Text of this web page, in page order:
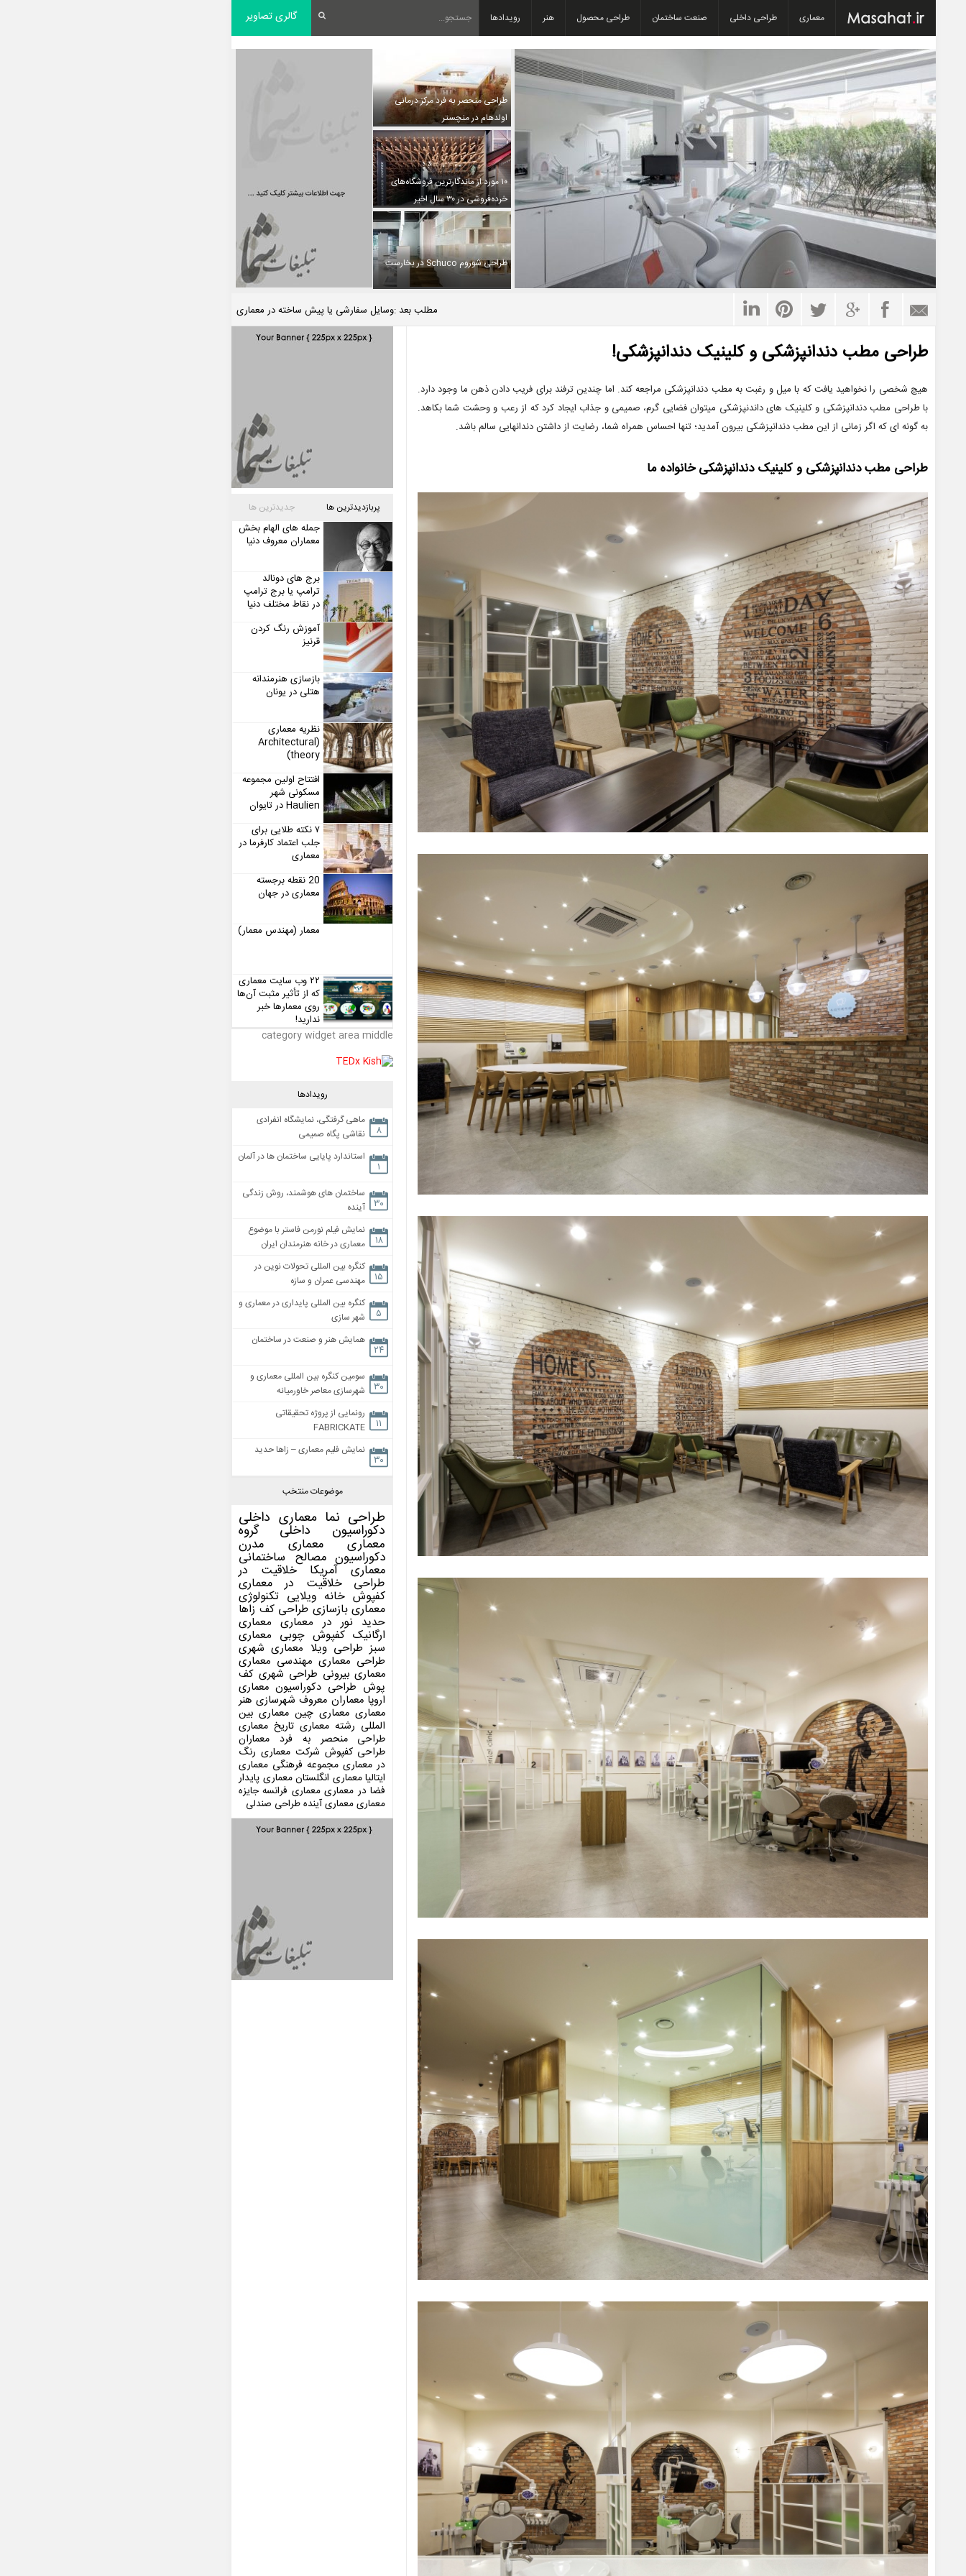
معماری طراحی داخلی صنعت ساختمان طراحی محصول هنر رویدادها گالری تصاویر
طراحی منحصر به فرد مرکز درمانی
اولدهام در منچستر
۱۰ مورد از ماندگارترین فروشگاه‌های
خرده‌فروشی در ۳۰ سال اخیر
طراحی شوروم Schuco در بخارست
مطلب بعد :وسایل سفارشی یا پیش ساخته در معماری
طراحی مطب دندانپزشکی و کلینیک دندانپزشکی!
هیچ شخصی را نخواهید یافت که با میل و رغبت به مطب دندانپزشکی مراجعه کند. اما چندین ترفند برای فریب دادن ذهن ما وجود دارد.
با طراحی مطب دندانپزشکی و کلینیک های داندنپزشکی میتوان فضایی گرم، صمیمی و جذاب ایجاد کرد که از رعب و وحشت شما بکاهد.
به گونه ای که اگر زمانی از این مطب دندانپزشکی بیرون آمدید؛ تنها احساس همراه شما، رضایت از داشتن دندانهایی سالم باشد.
طراحی مطب دندانپزشکی و کلینیک دندانپزشکی خانواده ما
پربازدیدترین ها جدیدترین ها
جمله های الهام بخش
معماران معروف دنیا
برج های دونالد
ترامپ یا برج ترامپ
در نقاط مختلف دنیا
آموزش رنگ کردن
قرنیز
بازسازی هنرمندانه
هتلی در یونان
نظریه معماری
(Architectural
theory)
افتتاح اولین مجموعه
مسکونی شهر
Haulien در تایوان
۷ نکته طلایی برای
جلب اعتماد کارفرما در
معماری
20 نقطه برجسته
معماری در جهان
معمار (مهندس معمار)
۲۲ وب سایت معماری
که از تأثیر مثبت آن‌ها
روی معمارها خبر
ندارید!
category widget area middle
رویدادها
۸
ماهی گرفتگی، نمایشگاه انفرادی
نقاشی پگاه صمیمی
۱
استاندارد پایایی ساختمان ها در آلمان
۳۰
ساختمان های هوشمند، روش زندگی
آینده
۱۸
نمایش فیلم نورمن فاستر با موضوع
معماری در خانه هنرمندان ایران
۱۵
کنگره بین المللی تحولات نوین در
مهندسی عمران و سازه
۵
کنگره بین المللی پایداری در معماری و
شهر سازی
۲۴
همایش هنر و صنعت در ساختمان
۳۰
سومین کنگره بین المللی معماری و
شهرسازی معاصر خاورمیانه
۱۱
رونمایی از پروژه تحقیقاتی
FABRICKATE
۳۰
نمایش فلیم معماری – زاها حدید
موضوعات منتخب
طراحی نما معماری داخلی
دکوراسیون داخلی گروه
معماری معماری مدرن
دکوراسیون مصالح ساختمانی
معماری آمریکا خلاقیت در
طراحی خلاقیت در معماری
کفپوش خانه ویلایی تکنولوژی
معماری بازسازی طراحی کف زاها
حدید نور در معماری معماری
ارگانیک کفپوش چوبی معماری
سبز طراحی ویلا معماری شهری
طراحی معماری مهندسی معماری
معماری بیرونی طراحی شهری کف
پوش طراحی دکوراسیون معماری
اروپا معماران معروف شهرسازی هنر
معماری معماری چین معماری بین
المللی رشته معماری تاریخ معماری
طراحی منحصر به فرد معماران
طراحی کفپوش شرکت معماری رنگ
در معماری مجموعه فرهنگی معماری
ایتالیا معماری انگلستان معماری پایدار
فضا در معماری معماری فرانسه جایزه
معماریمعماری آیندهطراحی صندلی